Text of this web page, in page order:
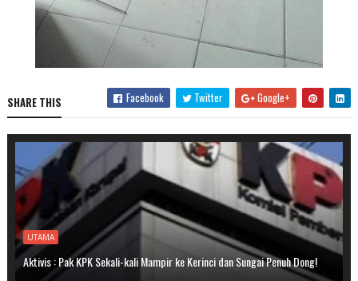
SHARE THIS Facebook Twitter Google+
UTAMA
Aktivis : Pak KPK Sekali-kali Mampir ke Kerinci dan Sungai Penuh Dong!